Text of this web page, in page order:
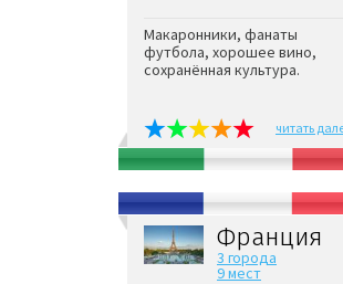
Макаронники, фанаты
футбола, хорошее вино,
сохранённая культура.
читать
Франция
3 города
9 мест